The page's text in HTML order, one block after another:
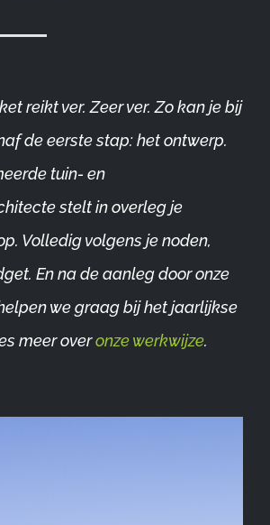
reikt ver. Zeer ver. Zo kan je bij
de eerste stap: het ontwerp.
tuin- en
stelt in overleg je
Volledig volgens je noden,
En na de aanleg door onze
we graag bij het jaarlijkse
meer overonze werkwijze.